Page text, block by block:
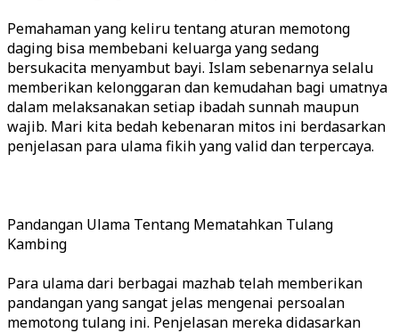
Pemahaman yang keliru tentang aturan memotong
daging bisa membebani keluarga yang sedang
bersukacita menyambut bayi. Islam sebenarnya selalu
memberikan kelonggaran dan kemudahan bagi umatnya
dalam melaksanakan setiap ibadah sunnah maupun
wajib. Mari kita bedah kebenaran mitos ini berdasarkan
penjelasan para ulama fikih yang valid dan terpercaya.
Pandangan Ulama Tentang Mematahkan Tulang
Kambing
Para ulama dari berbagai mazhab telah memberikan
pandangan yang sangat jelas mengenai persoalan
memotong tulang ini. Penjelasan mereka didasarkan